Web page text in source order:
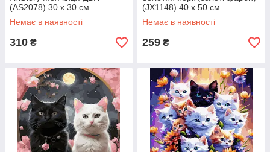
(AS2078) 30 х 30 см
Немає в наявності
310 ₴
(JX1148) 40 х 50 см
Немає в наявності
259 ₴